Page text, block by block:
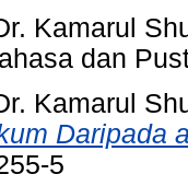
Kamarul
dan
Kamarul
Daripada
5